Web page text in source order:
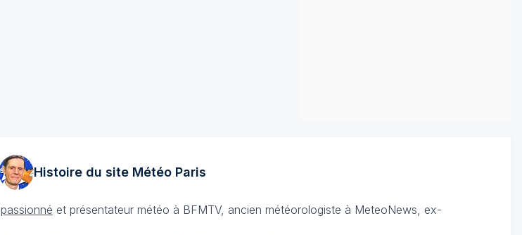
Histoire du site MétéoParis
passionné et présentateur météo à BFMTV, ancien météorologiste à MeteoNews, ex-